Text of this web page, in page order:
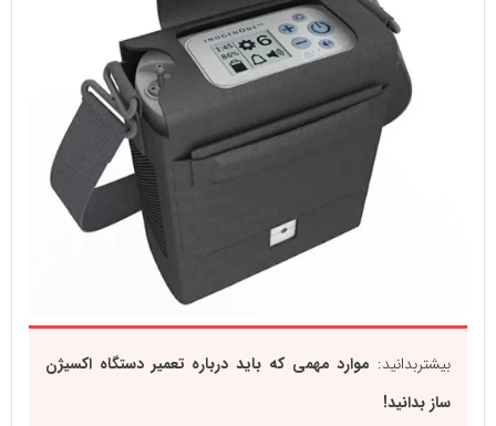
بیشتربدانید: موارد مهمی که باید درباره تعمیر دستگاه اکسیژن
ساز بدانید!